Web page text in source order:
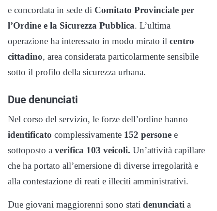
e concordata in sede di Comitato Provinciale per
l’Ordine e la Sicurezza Pubblica. L’ultima
operazione ha interessato in modo mirato il centro
cittadino, area considerata particolarmente sensibile
sotto il profilo della sicurezza urbana.
Due denunciati
Nel corso del servizio, le forze dell’ordine hanno
identificato complessivamente 152 persone e
sottoposto a verifica 103 veicoli. Un’attività capillare
che ha portato all’emersione di diverse irregolarità e
alla contestazione di reati e illeciti amministrativi.
Due giovani maggiorenni sono stati denunciati a